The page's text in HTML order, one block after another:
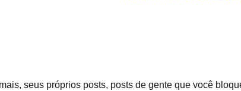
seus próprios posts, posts de gente que você